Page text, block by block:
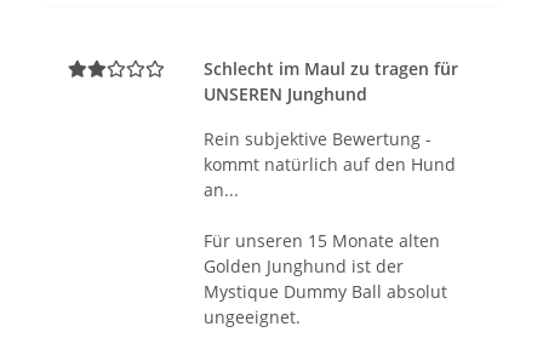
Schlecht im Maul zu tragen für
UNSEREN Junghund
Rein subjektive Bewertung -
kommt natürlich auf den Hund
an...
Für unseren 15 Monate alten
Golden Junghund ist der
Mystique Dummy Ball absolut
ungeeignet.